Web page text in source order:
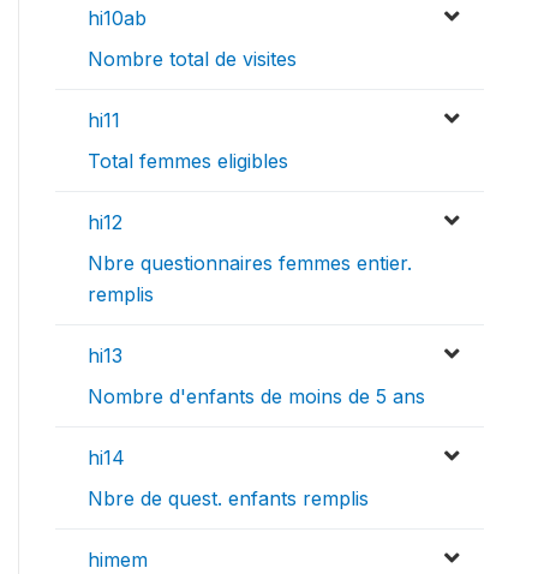
hi10ab
Nombre total de visites
hi11
Total femmes eligibles
hi12
Nbre questionnaires femmes entier.
remplis
hi13
Nombre d'enfants de moins de 5 ans
hi14
Nbre de quest. enfants remplis
himem